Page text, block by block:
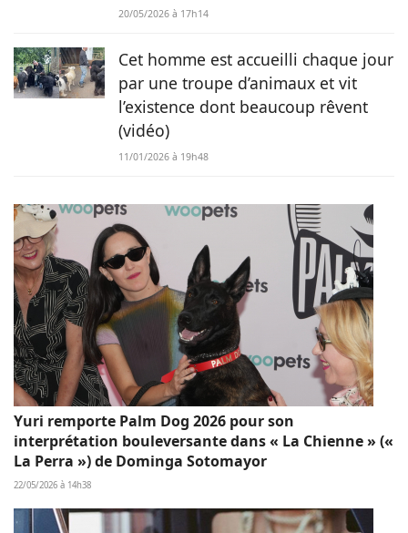
20/05/2026 à 17h14
Cet homme est accueilli chaque jour
par une troupe d’animaux et vit
l’existence dont beaucoup rêvent
(vidéo)
11/01/2026 à 19h48
Yuri remporte Palm Dog 2026 pour son
interprétation bouleversante dans « La Chienne » («
La Perra ») de Dominga Sotomayor
22/05/2026 à 14h38